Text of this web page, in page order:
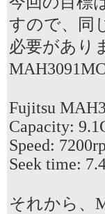
すので、同
必要があり
Fujitsu
Capacity:
Speed:
Seek time:
それから、